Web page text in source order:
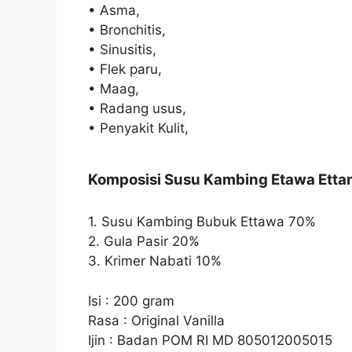
• Asma,
• Bronchitis,
• Sinusitis,
• Flek paru,
• Maag,
• Radang usus,
• Penyakit Kulit,
Komposisi Susu Kambing Etawa
1. Susu Kambing Bubuk Ettawa 70%
2. Gula Pasir 20%
3. Krimer Nabati 10%
Isi : 200 gram
Rasa : Original Vanilla
Ijin : Badan POM RI MD 805012005015